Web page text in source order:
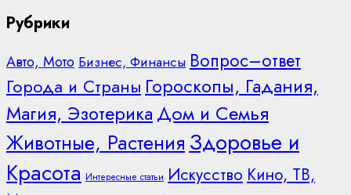
Рубрики
Авто, Мото Бизнес, Финансы Вопрос–ответ
Города и Страны Гороскопы, Гадания,
Магия, Эзотерика Дом и Семья
Животные, Растения Здоровье и
Красота Интересные статьи Искусство Кино, ТВ,